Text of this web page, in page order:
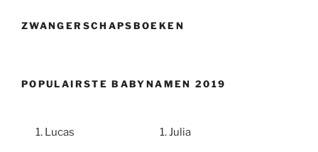
ZWANGERSCHAPSBOEKEN
POPULAIRSTE BABYNAMEN 2019
Lucas Julia